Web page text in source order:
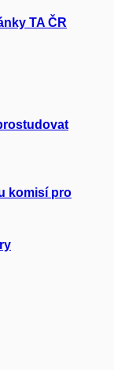
TA ČR
komisí pro